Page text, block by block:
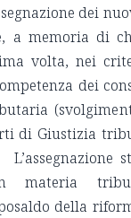
dei
a memoria di
volta, nei
dei
di Giustizia
L’assegnazione
materia
della